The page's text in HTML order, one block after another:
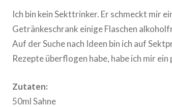
Ich bin kein Sekttrinker. Er schmeckt mir
Getränkeschrank einige Flaschen
Auf der Suche nach Ideen bin ich auf
Rezepte überflogen habe, habe ich mir
Zutaten:
50ml Sahne